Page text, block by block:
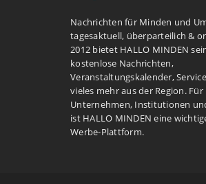
Nachrichten für Minden und
tagesaktuell, überparteilich &
2012 bietet HALLO MINDEN
kostenlose Nachrichten,
Veranstaltungskalender,
vieles mehr aus der Region. Für
Unternehmen, Institutionen
ist HALLO MINDEN eine
Werbe-Plattform.